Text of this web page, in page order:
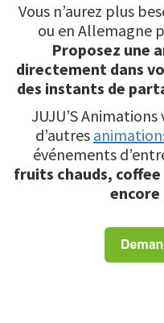
Vous n’aurez plus
ou en Allemagne
Proposez une
directement dans
des instants de
JUJU’S
d’autres
événements
fruits chauds,
encore